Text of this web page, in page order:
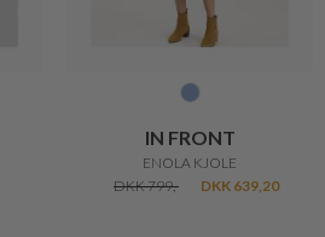
IN FRONT
ENOLA KJOLE
DKK 799,-
DKK 639,20